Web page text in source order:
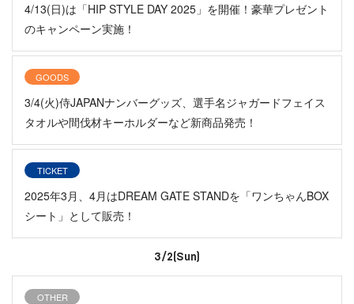
4/13(日)は「HIP STYLE DAY 2025」を開催！豪華プレゼント
のキャンペーン実施！
GOODS
3/4(火)侍JAPANナンバーグッズ、選手名ジャガードフェイス
タオルや間伐材キーホルダーなど新商品発売！
TICKET
2025年3月、4月はDREAM GATE STANDを「ワンちゃんBOX
シート」として販売！
3/2(Sun)
OTHER